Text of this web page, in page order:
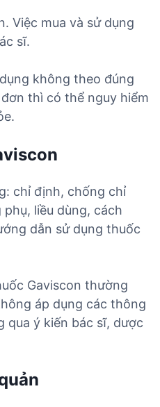
Việc mua và sử dụng
sĩ.
không theo đúng
thì có thể nguy hiểm
chỉ định, chống chỉ
liều dùng, cách
dẫn sử dụng thuốc
Gaviscon thường
áp dụng các thông
qua ý kiến bác sĩ, dược